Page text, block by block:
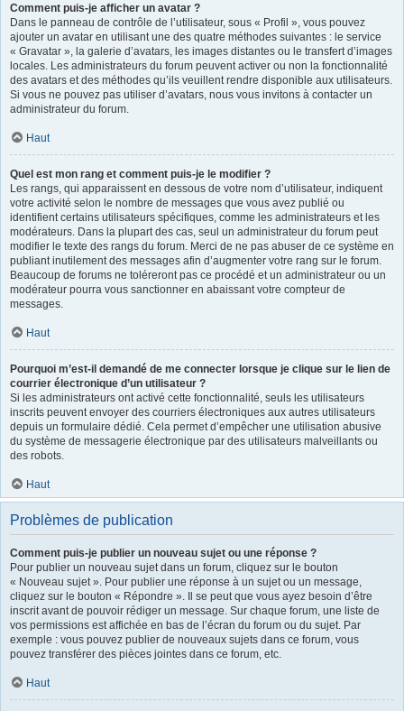
Comment puis-je afficher un avatar ?
Dans le panneau de contrôle de l’utilisateur, sous « Profil », vous pouvez
ajouter un avatar en utilisant une des quatre méthodes suivantes : le service
« Gravatar », la galerie d’avatars, les images distantes ou le transfert d’images
locales. Les administrateurs du forum peuvent activer ou non la fonctionnalité
des avatars et des méthodes qu’ils veuillent rendre disponible aux utilisateurs.
Si vous ne pouvez pas utiliser d’avatars, nous vous invitons à contacter un
administrateur du forum.
Haut
Quel est mon rang et comment puis-je le modifier ?
Les rangs, qui apparaissent en dessous de votre nom d’utilisateur, indiquent
votre activité selon le nombre de messages que vous avez publié ou
identifient certains utilisateurs spécifiques, comme les administrateurs et les
modérateurs. Dans la plupart des cas, seul un administrateur du forum peut
modifier le texte des rangs du forum. Merci de ne pas abuser de ce système en
publiant inutilement des messages afin d’augmenter votre rang sur le forum.
Beaucoup de forums ne toléreront pas ce procédé et un administrateur ou un
modérateur pourra vous sanctionner en abaissant votre compteur de
messages.
Haut
Pourquoi m’est-il demandé de me connecter lorsque je clique sur le lien de
courrier électronique d’un utilisateur ?
Si les administrateurs ont activé cette fonctionnalité, seuls les utilisateurs
inscrits peuvent envoyer des courriers électroniques aux autres utilisateurs
depuis un formulaire dédié. Cela permet d’empêcher une utilisation abusive
du système de messagerie électronique par des utilisateurs malveillants ou
des robots.
Haut
Problèmes de publication
Comment puis-je publier un nouveau sujet ou une réponse ?
Pour publier un nouveau sujet dans un forum, cliquez sur le bouton
« Nouveau sujet ». Pour publier une réponse à un sujet ou un message,
cliquez sur le bouton « Répondre ». Il se peut que vous ayez besoin d’être
inscrit avant de pouvoir rédiger un message. Sur chaque forum, une liste de
vos permissions est affichée en bas de l’écran du forum ou du sujet. Par
exemple : vous pouvez publier de nouveaux sujets dans ce forum, vous
pouvez transférer des pièces jointes dans ce forum, etc.
Haut